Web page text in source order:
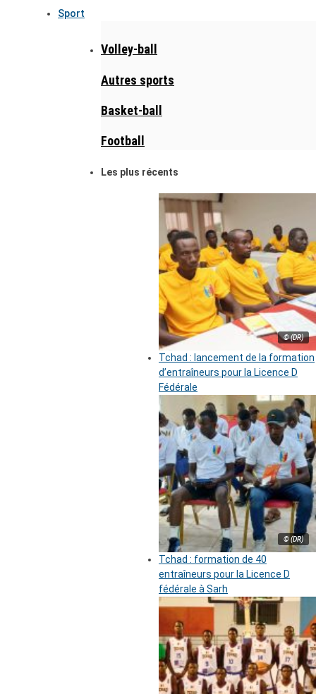
Sport
Volley-ball
Autres sports
Basket-ball
Football
Les plus récents
© (DR)
Tchad : lancement de la formation
d’entraîneurs pour la Licence D
Fédérale
© (DR)
Tchad : formation de 40
entraîneurs pour la Licence D
fédérale à Sarh